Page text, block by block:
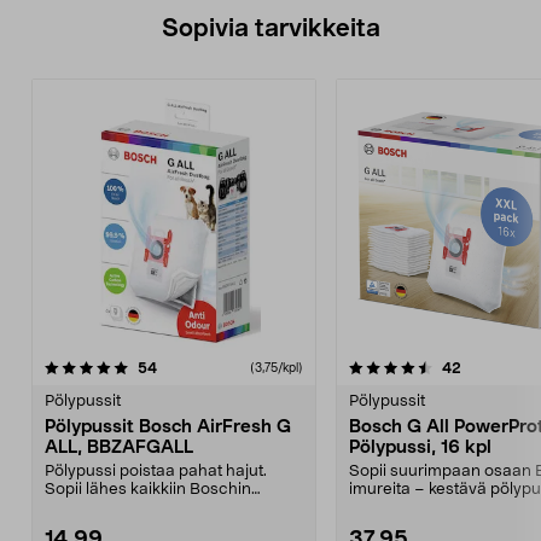
Sopivia tarvikkeita
54arvostelut (3,75/kpl)
Pölypussit
Pölypussit Bosch AirFresh G
ALL, BBZAFGALL
Pölypussi poistaa pahat hajut.
Sopii lähes kaikkiin Boschin
4.5viidestä
42
Pölypussit
Bosch G All
Pölypussi, 16 kpl
Sopii suurimpaan osaan
imureita – kestävä
4.0viidestä